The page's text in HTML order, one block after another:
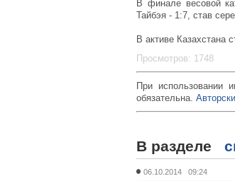
В финале весовой
Тайбэя - 1:7, став
В активе Казахстана
Просмотров: 1748
При использовании
обязательна.
В разделе
06.10.2014 09:24